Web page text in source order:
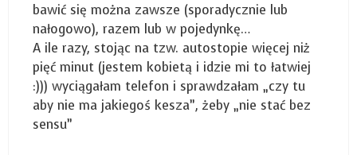
bawić się można zawsze (sporadycznie lub
nałogowo), razem lub w pojedynkę…
A ile razy, stojąc na tzw. autostopie więcej niż
pięć minut (jestem kobietą i idzie mi to łatwiej
:))) wyciągałam telefon i sprawdzałam „czy tu
aby nie ma jakiegoś kesza”, żeby „nie stać bez
sensu”